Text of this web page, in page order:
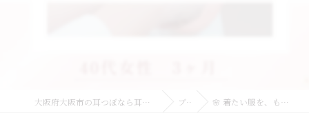
大阪府大阪市の耳つぼなら耳つぼダイエットサロンふーみん ブログ 🌸 着たい服を、もう一度楽しめる私へ。